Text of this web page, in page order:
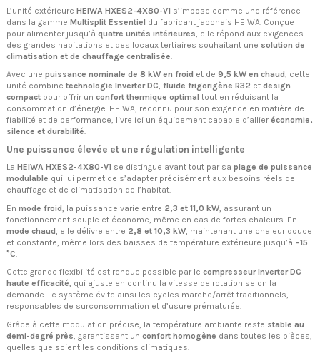
L’unité extérieure HEIWA HXES2-4X80-V1 s’impose comme une référence
dans la gamme Multisplit Essentiel du fabricant japonais HEIWA. Conçue
pour alimenter jusqu’à quatre unités intérieures, elle répond aux exigences
des grandes habitations et des locaux tertiaires souhaitant une solution de
climatisation et de chauffage centralisée.
Avec une puissance nominale de 8 kW en froid et de 9,5 kW en chaud, cette
unité combine technologie Inverter DC, fluide frigorigène R32 et design
compact pour offrir un confort thermique optimal tout en réduisant la
consommation d’énergie. HEIWA, reconnu pour son exigence en matière de
fiabilité et de performance, livre ici un équipement capable d’allier économie,
silence et durabilité.
Une puissance élevée et une régulation intelligente
La HEIWA HXES2-4X80-V1 se distingue avant tout par sa plage de puissance
modulable qui lui permet de s’adapter précisément aux besoins réels de
chauffage et de climatisation de l’habitat.
En mode froid , la puissance varie entre 2,3 et 11,0 kW , assurant un
fonctionnement souple et économe, même en cas de fortes chaleurs. En
mode chaud , elle délivre entre 2,8 et 10,3 kW , maintenant une chaleur douce
et constante, même lors des baisses de température extérieure jusqu’à –15
°C
Cette grande flexibilité est rendue possible par le compresseur Inverter DC
haute efficacité, qui ajuste en continu la vitesse de rotation selon la
demande. Le système évite ainsi les cycles marche/arrêt traditionnels,
responsables de surconsommation et d’usure prématurée.
Grâce à cette modulation précise, la température ambiante reste stable au
demi-degré près , garantissant un confort homogène dans toutes les pièces,
quelles que soient les conditions climatiques.